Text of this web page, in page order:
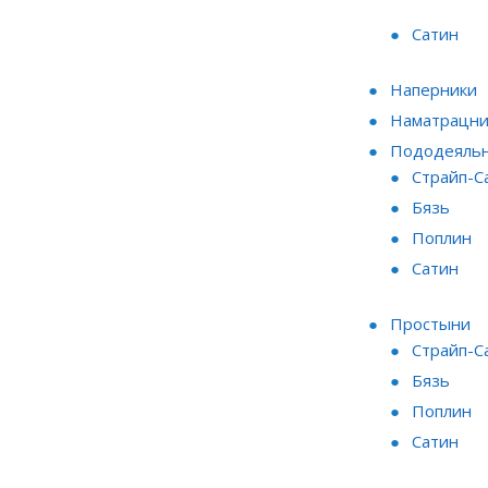
Сатин
Наперники
Страйп-
Бязь
Поплин
Сатин
Простыни
Страйп-
Бязь
Поплин
Сатин